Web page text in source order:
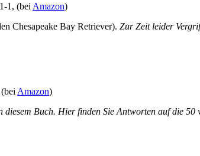
1, (bei Amazon)
Chesapeake Bay Retriever). Zur Zeit leider
Amazon)
Buch. Hier finden Sie Antworten auf die 50